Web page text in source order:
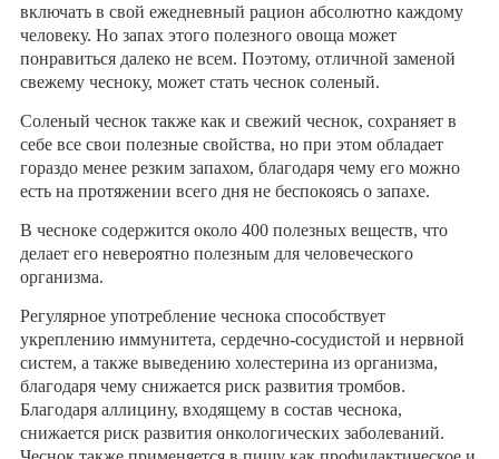
включать в свой ежедневный рацион абсолютно каждому
человеку. Но запах этого полезного овоща может
понравиться далеко не всем. Поэтому, отличной заменой
свежему чесноку, может стать чеснок соленый.
Соленый чеснок также как и свежий чеснок, сохраняет в
себе все свои полезные свойства, но при этом обладает
гораздо менее резким запахом, благодаря чему его можно
есть на протяжении всего дня не беспокоясь о запахе.
В чесноке содержится около 400 полезных веществ, что
делает его невероятно полезным для человеческого
организма.
Регулярное употребление чеснока способствует
укреплению иммунитета, сердечно-сосудистой и нервной
систем, а также выведению холестерина из организма,
благодаря чему снижается риск развития тромбов.
Благодаря аллицину, входящему в состав чеснока,
снижается риск развития онкологических заболеваний.